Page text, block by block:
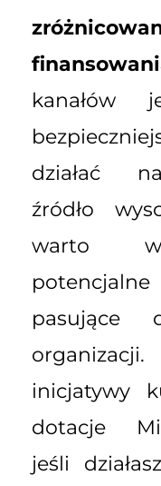
kanałów
działać
źródło
warto
pasujące
inicjatywy
dotacje
jeśli